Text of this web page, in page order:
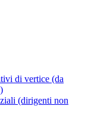
di vertice (da
(dirigenti non